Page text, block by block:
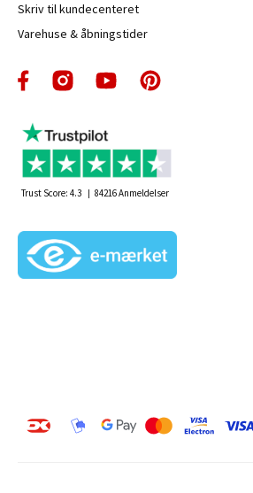
Skriv til kundecenteret
Varehuse & åbningstider
Trust Score: 4.3 84216Anmeldelser